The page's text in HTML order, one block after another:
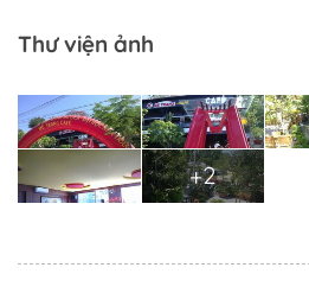
Thư viện ảnh
+2